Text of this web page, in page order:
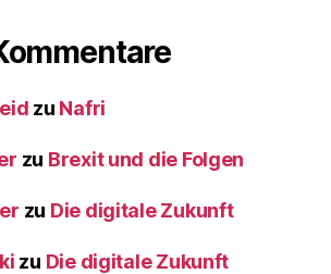
zu Nafri
zu Brexit und die Folgen
zu Die digitale Zukunft
zu Die digitale Zukunft